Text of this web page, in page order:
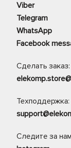
Viber
Telegram
WhatsApp
Facebook
Сделать заказ:
Техподдержка:
Следите за